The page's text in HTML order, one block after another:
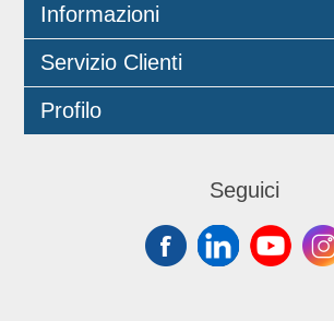
Informazioni
Servizio Clienti
Profilo
Seguici